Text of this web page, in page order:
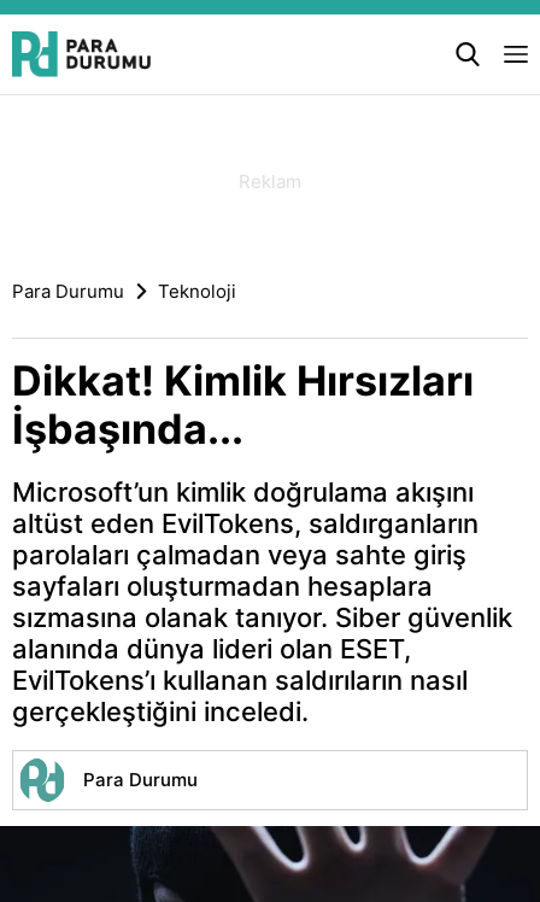
Para Durumu Teknoloji
Dikkat! Kimlik Hırsızları
İşbaşında...
Microsoft’un kimlik doğrulama akışını
altüst eden EvilTokens, saldırganların
parolaları çalmadan veya sahte giriş
sayfaları oluşturmadan hesaplara
sızmasına olanak tanıyor. Siber güvenlik
alanında dünya lideri olan ESET,
EvilTokens’ı kullanan saldırıların nasıl
gerçekleştiğini inceledi.
Para Durumu